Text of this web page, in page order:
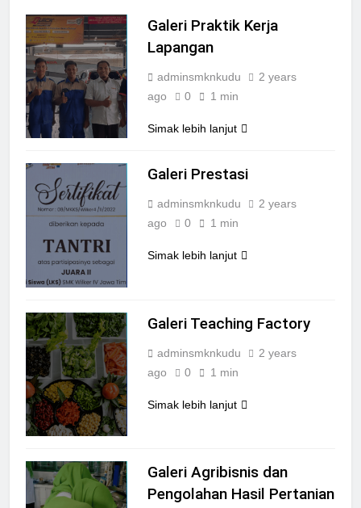
Galeri Praktik Kerja
Lapangan
adminsmknkudu
2 years
ago
0 1 min
Simak lebih lanjut
Galeri Prestasi
adminsmknkudu
2 years
ago
0 1 min
Simak lebih lanjut
Galeri Teaching Factory
adminsmknkudu
2 years
ago
0 1 min
Simak lebih lanjut
Galeri Agribisnis dan
Pengolahan Hasil Pertanian